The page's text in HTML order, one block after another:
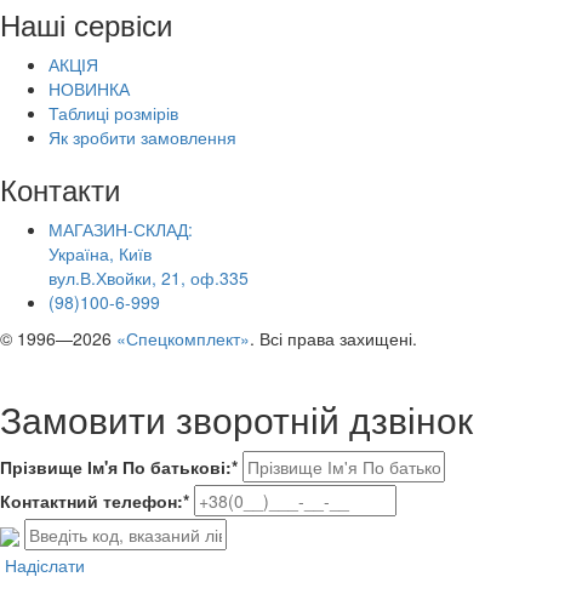
Наші сервіси
АКЦІЯ
НОВИНКА
Таблиці розмірів
Як зробити замовлення
Контакти
МАГАЗИН-СКЛАД:
Україна, Київ
вул.В.Хвойки, 21, оф.335
(98)100-6-999
© 1996—2026 «Спецкомплект». Всі права захищені.
Замовити зворотній дзвінок
Прізвище Ім'я По батькові:*
Контактний телефон:*
Надіслати